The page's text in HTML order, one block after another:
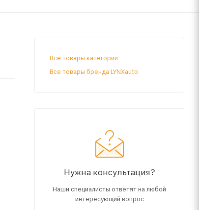
Все товары категории
Все товары бренда LYNXauto
Нужна консультация?
Наши специалисты ответят на любой
интересующий вопрос